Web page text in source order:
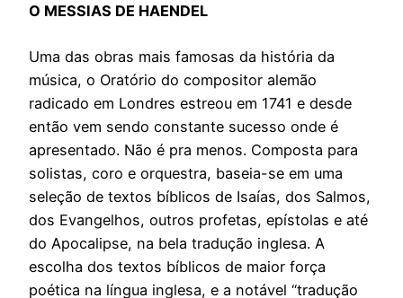
O MESSIAS DE HAENDEL
Uma das obras mais famosas da história da
música, o Oratório do compositor alemão
radicado em Londres estreou em 1741 e desde
então vem sendo constante sucesso onde é
apresentado. Não é pra menos. Composta para
solistas, coro e orquestra, baseia-se em uma
seleção de textos bíblicos de Isaías, dos Salmos,
dos Evangelhos, outros profetas, epístolas e até
do Apocalipse, na bela tradução inglesa. A
escolha dos textos bíblicos de maior força
poética na língua inglesa, e a notável “tradução